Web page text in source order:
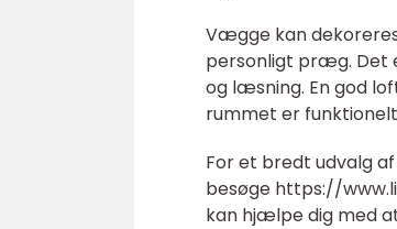
Vægge kan
personligt præg. Det
og læsning. En god
rummet er
For et bredt udvalg
besøge https://
kan hjælpe dig med